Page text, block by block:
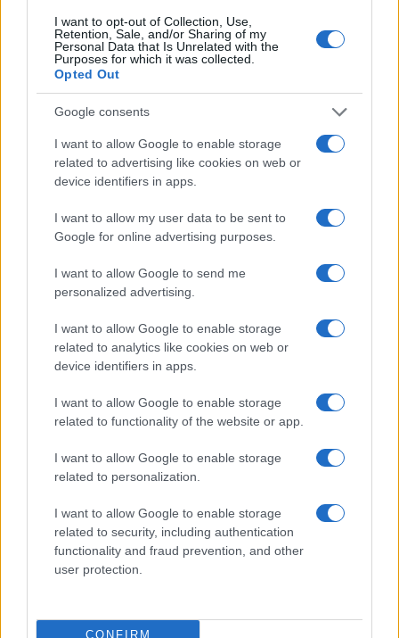
I want to opt-out of Collection, Use,
Retention, Sale, and/or Sharing of my
Personal Data that Is Unrelated with the
Purposes for which it was collected.
Opted Out
Google consents
I want to allow Google to enable storage
related to advertising like cookies on web or
device identifiers in apps.
I want to allow my user data to be sent to
Google for online advertising purposes.
I want to allow Google to send me
personalized advertising.
I want to allow Google to enable storage
related to analytics like cookies on web or
device identifiers in apps.
I want to allow Google to enable storage
related to functionality of the website or app.
I want to allow Google to enable storage
related to personalization.
I want to allow Google to enable storage
related to security, including authentication
functionality and fraud prevention, and other
user protection.
CONFIRM
Monte Pino, via i cancelli del cantiere: la Gallura
ritrova la strada
Nuovi stalli residenti a Palau, il Comune
completa l’iter
Film internazionale, casting per comparse in
Costa Smeralda
Porto Rotondo ospita la grande sfida della vela
Mario Malu
Paolo Pinna